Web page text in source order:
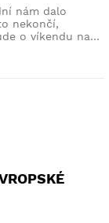
nám dalo
nekončí,
o víkendu na…